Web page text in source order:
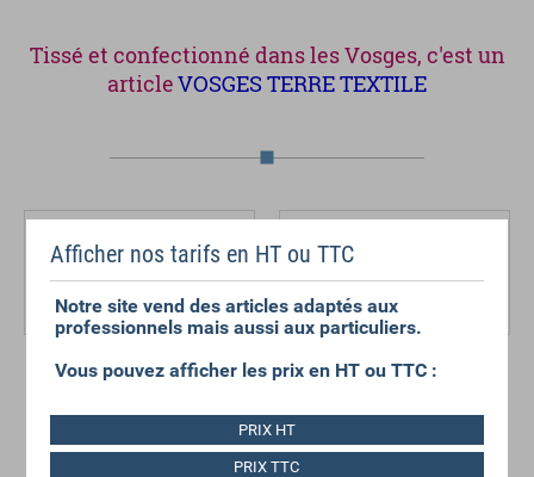
Tissé et confectionné dans les Vosges, c'est un
articleVOSGES TERRE TEXTILE
Lavage
Lavage à 90° possible
Retrait maximum
5 à 20% selon intensité du
lavage
Entretien
supporte le chlore
Afficher nos tarifs en HT ou TTC
Notre site vend des articles adaptés aux
professionnels mais aussi aux particuliers.
Vous pouvez afficher les prix en HT ou TTC :
PRIX HT
PRIX TTC